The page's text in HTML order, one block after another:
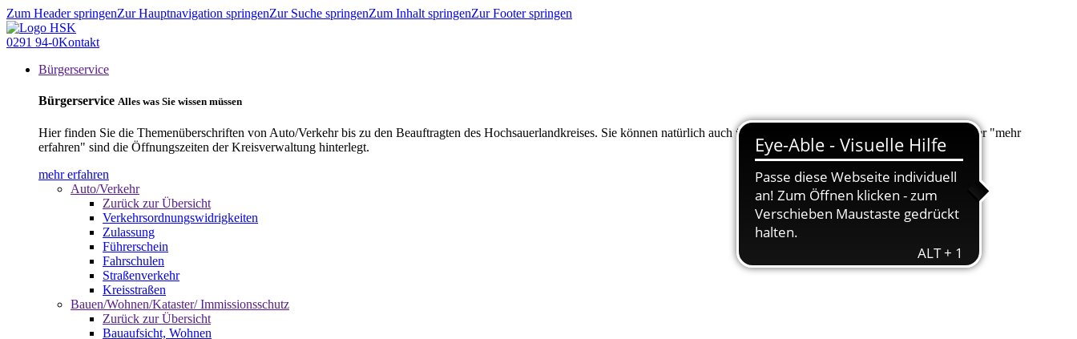
Zum Header springenZur Hauptnavigation springenZur Suche springenZum Inhalt springenZur Footer springen
0291 94-0Kontakt
Bürgerservice
Bürgerservice Alles was Sie wissen müssen
Hier finden Sie die Themenüberschriften von Auto/Verkehr bis zu den Beauftragten des Hochsauerlandkreises. Sie können natürlich auch über "Suche" nach Ihrem Anliegen suchen. Unter "mehr
erfahren" sind die Öffnungszeiten der Kreisverwaltung hinterlegt.
mehr erfahren
Auto/Verkehr
Zurück zur Übersicht
Verkehrsordnungswidrigkeiten
Zulassung
Führerschein
Fahrschulen
Straßenverkehr
Kreisstraßen
Bauen/Wohnen/Kataster/ Immissionsschutz
Zurück zur Übersicht
Bauaufsicht, Wohnen